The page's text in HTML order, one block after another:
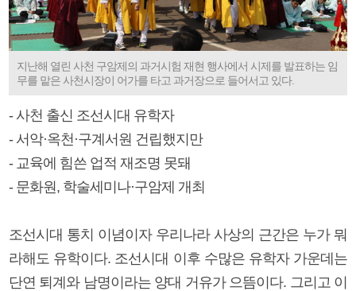
지난해 열린 사천 구암제의 과거시험 재현 행사에서 시제를 발표하는 임
무를 맡은 사천시장이 어가를 타고 과거장으로 들어서고 있다.
- 사천 출신 조선시대 유학자
- 서악·옥천·구계서원 건립했지만
- 교육에 힘쓴 업적 재조명 못돼
- 문화원, 학술세미나·구암제 개최
조선시대 통치 이념이자 우리나라 사상의 근간은 누가 뭐
라해도 유학이다. 조선시대 이후 수많은 유학자 가운데는
단연 퇴계와 남명이라는 양대 거유가 으뜸이다. 그리고 이